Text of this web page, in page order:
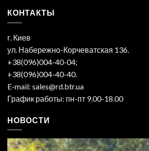
КОНТАКТЫ
г. Киев
ул. Набережно-Корчеватская 136.
+38(096)004-40-04;
+38(096)004-40-40.
E-mail: sales@rd.btr.ua
График работы: пн-пт 9.00-18.00
НОВОСТИ